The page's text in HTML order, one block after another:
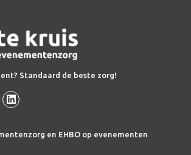
Standaard de beste zorg!
en EHBO op evenementen